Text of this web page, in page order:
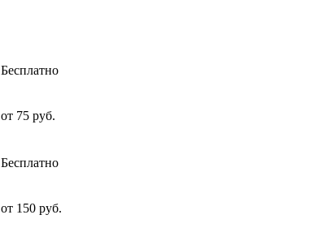
Бесплатно
от 75 руб.
Бесплатно
от 150 руб.